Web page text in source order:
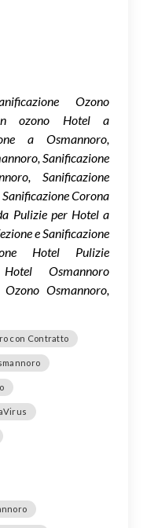
Ozono
ozono Hotel a
a Osmannoro,
Sanificazione
Sanificazione
Corona
Pulizie per Hotel a
e Sanificazione
Hotel Pulizie
Osmannoro
Osmannoro,
con Contratto